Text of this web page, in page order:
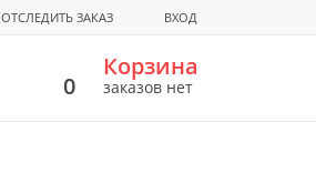
ОТСЛЕДИТЬ ЗАКАЗ ВХОД
0
Корзина
заказов нет